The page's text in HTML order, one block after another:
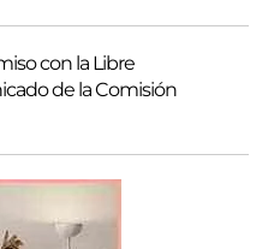
con la Libre
de la Comisión